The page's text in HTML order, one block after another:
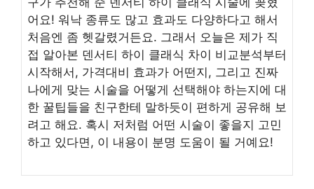
어요! 워낙 종류도 많고 효과도 다양하다고 해서
처음엔 좀 헷갈렸거든요. 그래서 오늘은 제가 직
접 알아본 덴서티 하이 클래식 차이 비교분석부터
시작해서, 가격대비 효과가 어떤지, 그리고 진짜
나에게 맞는 시술을 어떻게 선택해야 하는지에 대
한 꿀팁들을 친구한테 말하듯이 편하게 공유해 보
려고 해요. 혹시 저처럼 어떤 시술이 좋을지 고민
하고 있다면, 이 내용이 분명 도움이 될 거예요!